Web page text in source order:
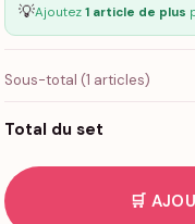
💡Ajoutez 1 article de plus
Sous-total (1 articles)
Total du set
🛒